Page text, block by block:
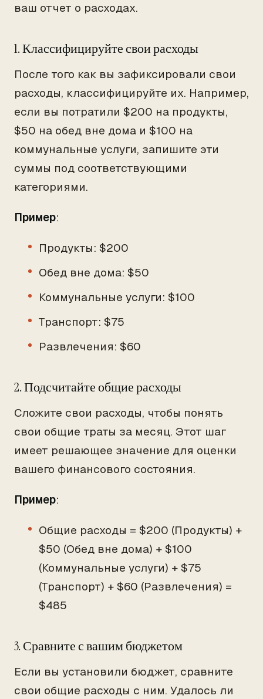
ваш отчет о расходах.
1. Классифицируйте свои расходы
После того как вы зафиксировали свои
расходы, классифицируйте их. Например,
если вы потратили $200 на продукты,
$50 на обед вне дома и $100 на
коммунальные услуги, запишите эти
суммы под соответствующими
категориями.
Пример:
Продукты: $200
Обед вне дома: $50
Коммунальные услуги: $100
Транспорт: $75
Развлечения: $60
2. Подсчитайте общие расходы
Сложите свои расходы, чтобы понять
свои общие траты за месяц. Этот шаг
имеет решающее значение для оценки
вашего финансового состояния.
Пример:
Общие расходы = $200 (Продукты) +
$50 (Обед вне дома) + $100
(Коммунальные услуги) + $75
(Транспорт) + $60 (Развлечения) =
$485
3. Сравните с вашим бюджетом
Если вы установили бюджет, сравните
свои общие расходы с ним. Удалось ли